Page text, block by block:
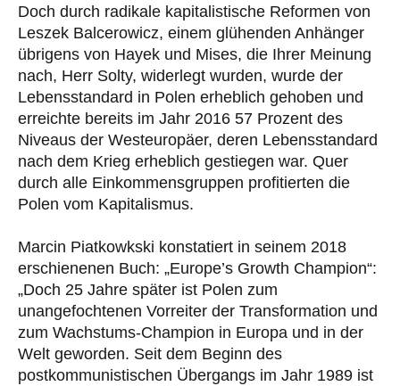
Doch durch radikale kapitalistische Reformen von
Leszek Balcerowicz, einem glühenden Anhänger
übrigens von Hayek und Mises, die Ihrer Meinung
nach, Herr Solty, widerlegt wurden, wurde der
Lebensstandard in Polen erheblich gehoben und
erreichte bereits im Jahr 2016 57 Prozent des
Niveaus der Westeuropäer, deren Lebensstandard
nach dem Krieg erheblich gestiegen war. Quer
durch alle Einkommensgruppen profitierten die
Polen vom Kapitalismus.
Marcin Piatkowkski konstatiert in seinem 2018
erschienenen Buch: „Europe’s Growth Champion“:
„Doch 25 Jahre später ist Polen zum
unangefochtenen Vorreiter der Transformation und
zum Wachstums-Champion in Europa und in der
Welt geworden. Seit dem Beginn des
postkommunistischen Übergangs im Jahr 1989 ist